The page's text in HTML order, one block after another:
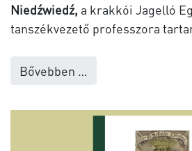
Niedźwiedź, a krakkói Jagelló
tanszékvezető professzora
Bővebben …